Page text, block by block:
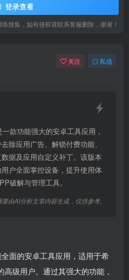
登录查看
搜集，如有侵权请联系客服删除，谢谢！
关注 私信
款功能强大的安卓工具应用，
除应用广告、解锁付费功能、
据及应用自定义补丁。该版本
户全面掌控设备，提升使用体
破解与管理工具。
由AI分析文章内容生成，仅供参考。
面的安卓工具应用，适用于希
级用户。通过其强大的功能，